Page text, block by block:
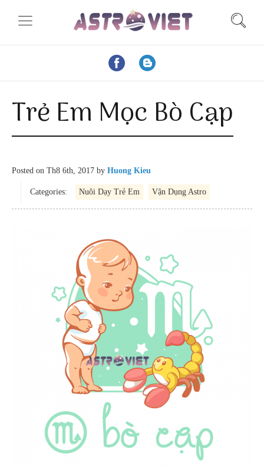
Trẻ Em Mọc Bò Cạp
Posted on Th8 6th, 2017 by Huong Kieu
Categories: Nuôi Dạy Trẻ Em Vận Dụng Astro